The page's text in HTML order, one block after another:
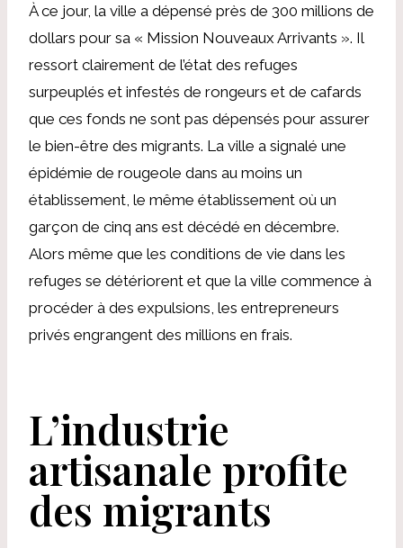
À ce jour, la ville a dépensé près de 300 millions de
dollars pour sa « Mission Nouveaux Arrivants ». Il
ressort clairement de l’état des refuges
surpeuplés et infestés de rongeurs et de cafards
que ces fonds ne sont pas dépensés pour assurer
le bien-être des migrants. La ville a signalé une
épidémie de rougeole dans au moins un
établissement, le même établissement où un
garçon de cinq ans est décédé en décembre.
Alors même que les conditions de vie dans les
refuges se détériorent et que la ville commence à
procéder à des expulsions, les entrepreneurs
privés engrangent des millions en frais.
L’industrie
artisanale profite
des migrants